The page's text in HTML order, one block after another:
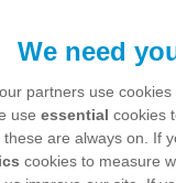
We need
partners use
use essential cookies
are always on. If
cookies to measure